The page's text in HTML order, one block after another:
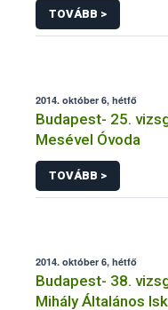
TOVÁBB >
2014. október 6, hétfő
Budapest- 25.
Mesével Óvoda
TOVÁBB >
2014. október 6, hétfő
Budapest- 38.
Mihály Általános